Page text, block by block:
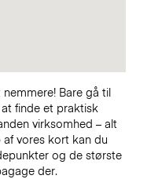
Bare gå til
finde et praktisk
virksomhed – alt
vores kort kan du
og de største
der.